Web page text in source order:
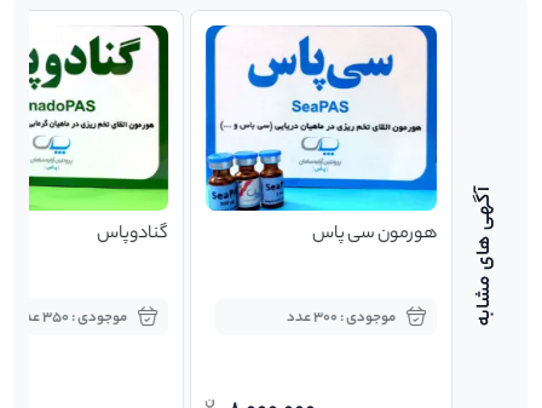
هورمون سی پاس
موجودی : 300 عدد
گنادوپاس
موجودی : 350 عدد